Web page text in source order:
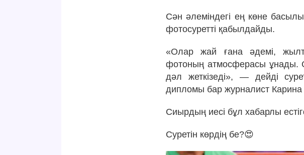
Сән әлеміндегі ең көне
фотосуретті қабылдайды.
«Олар жай ғана әдемі,
фотоның атмосферасы ұнады.
дәл жеткізеді», — дейді
дипломы бар журналист Карина
Сиырдың иесі бұл хабарлы
Суретін көрдің бе?😍